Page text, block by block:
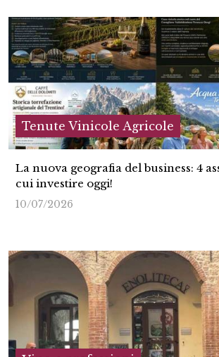
Tenute Vinicole Agricole
La nuova geografia del business: 4
cui investire oggi!
10/07/2026